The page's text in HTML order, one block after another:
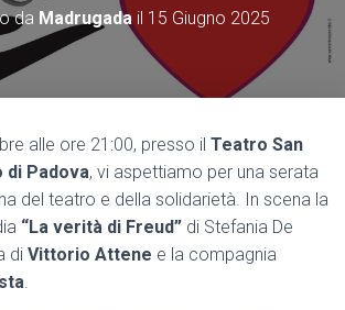
E
T
da Madrugadail 15 Giugno 2025
alle ore 21:00, presso il Teatro San
di Padova, vi aspettiamo per una serata
del teatro e della solidarietà. In scena la
“La verità di Freud” di Stefania De
di Vittorio Attene e la compagnia
.